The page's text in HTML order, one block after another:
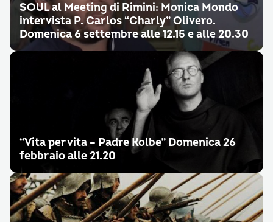
SOUL al Meeting di Rimini: Monica Mondo
intervista P. Carlos “Charly” Olivero.
Domenica 6 settembre alle 12.15 e alle 20.30
“Vita per vita – Padre Kolbe” Domenica 26
febbraio alle 21.20